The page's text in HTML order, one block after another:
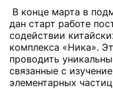
В конце марта в
дан старт работе
содействии
комплекса «Ника».
проводить
связанные с
элементарных